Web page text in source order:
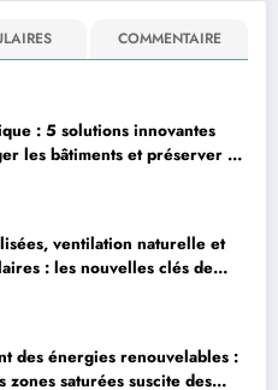
COMMENTAIRE
: 5 solutions innovantes
les bâtiments et préserver la
ventilation naturelle et
: les nouvelles clés de
des énergies renouvelables :
zones saturées suscite des